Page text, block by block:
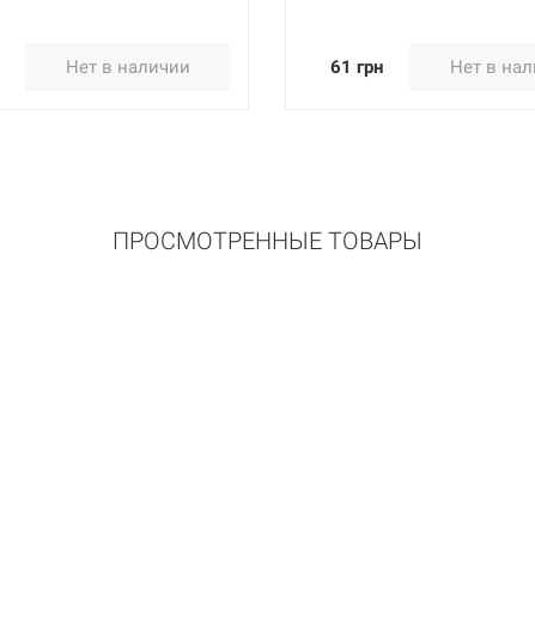
Нет в наличии 61 грн Нет в
ПРОСМОТРЕННЫЕ ТОВАРЫ